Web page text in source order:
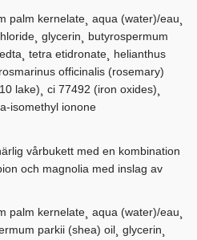
palm kernelate¸ aqua (water)/eau¸
glycerin¸ butyrospermum
tetra etidronate¸ helianthus
officinalis (rosemary)
lake)¸ ci 77492 (iron oxides)¸
isomethyl ionone
vårbukett med en kombination
och magnolia med inslag av
palm kernelate¸ aqua (water)/eau¸
parkii (shea) oil¸ glycerin¸